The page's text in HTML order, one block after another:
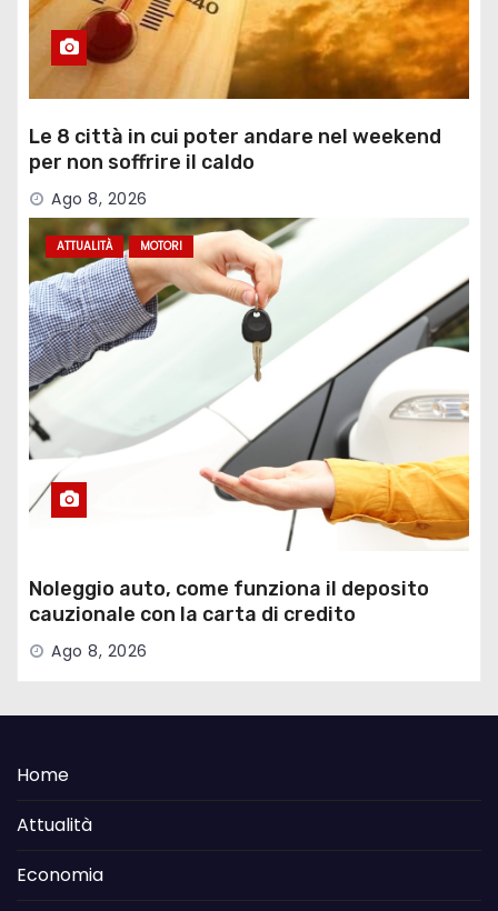
Le 8 città in cui poter andare nel weekend
per non soffrire il caldo
Ago 8, 2026
ATTUALITÀ MOTORI
Noleggio auto, come funziona il deposito
cauzionale con la carta di credito
Ago 8, 2026
Home
Attualità
Economia